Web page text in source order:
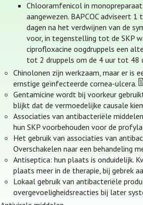
Chlooramfenicol in
aangewezen. BAPCOC
dagen na het verdwijnen van de
voor, in tegenstelling tot de SKP
ciprofloxacine oogdruppels een
tot 2 druppels om de 4 uur tot 48
Chinolonen zijn werkzaam, maar er is
ernstige geïnfecteerde cornea-ulcera.
Gentamicine wordt bij voorkeur
blijkt dat de vermoedelijke causale
Associaties van antibacteriële
hun SKP voorbehouden voor de
Het gebruik van associaties van
Overschakelen naar een behandeling
Antiseptica: hun plaats is onduidelijk.
plaats meer in de therapie, bij gebrek
Lokaal gebruik van antibacteriële
overgevoeligheidsreacties bij later